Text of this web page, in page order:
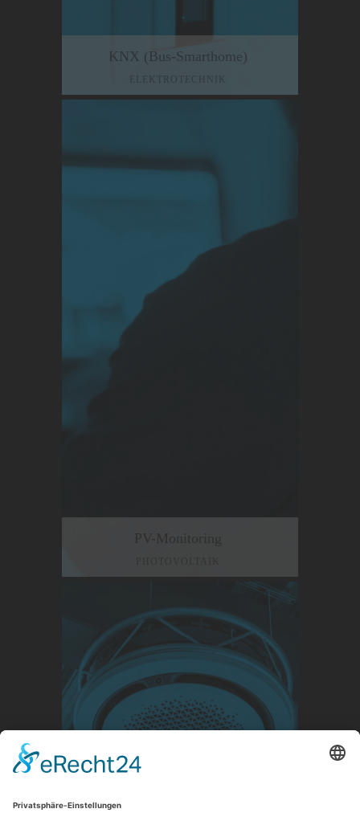
KNX (Bus-Smarthome)
ELEKTROTECHNIK